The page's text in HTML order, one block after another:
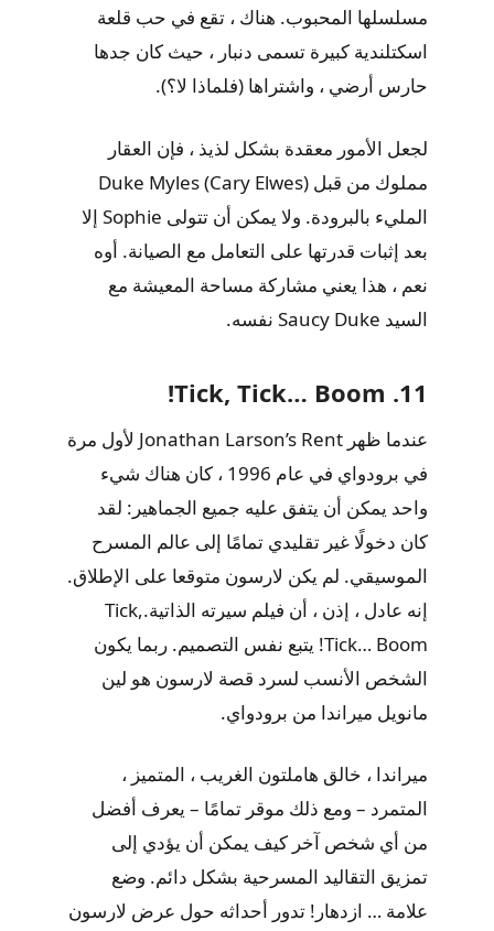
مسلسلها المحبوب. هناك ، تقع في حب قلعة
اسكتلندية كبيرة تسمى دنبار ، حيث كان جدها
حارس أرضي ، واشتراها (فلماذا لا؟).
لجعل الأمور معقدة بشكل لذيذ ، فإن العقار
مملوك من قبل Duke Myles (Cary Elwes)
المليء بالبرودة. ولا يمكن أن تتولى Sophie إلا
بعد إثبات قدرتها على التعامل مع الصيانة. أوه
نعم ، هذا يعني مشاركة مساحة المعيشة مع
السيد Saucy Duke نفسه.
11. Tick, Tick… Boom!
عندما ظهر Jonathan Larson’s Rent لأول مرة
في برودواي في عام 1996 ، كان هناك شيء
واحد يمكن أن يتفق عليه جميع الجماهير: لقد
كان دخولًا غير تقليدي تمامًا إلى عالم المسرح
الموسيقي. لم يكن لارسون متوقعا على الإطلاق.
إنه عادل ، إذن ، أن فيلم سيرته الذاتية.Tick,
Tick… Boom! يتبع نفس التصميم. ربما يكون
الشخص الأنسب لسرد قصة لارسون هو لين
مانويل ميراندا من برودواي.
ميراندا ، خالق هاملتون الغريب ، المتميز ،
المتمرد – ومع ذلك موقر تمامًا – يعرف أفضل
من أي شخص آخر كيف يمكن أن يؤدي إلى
تمزيق التقاليد المسرحية بشكل دائم. وضع
علامة … ازدهار! تدور أحداثه حول عرض لارسون